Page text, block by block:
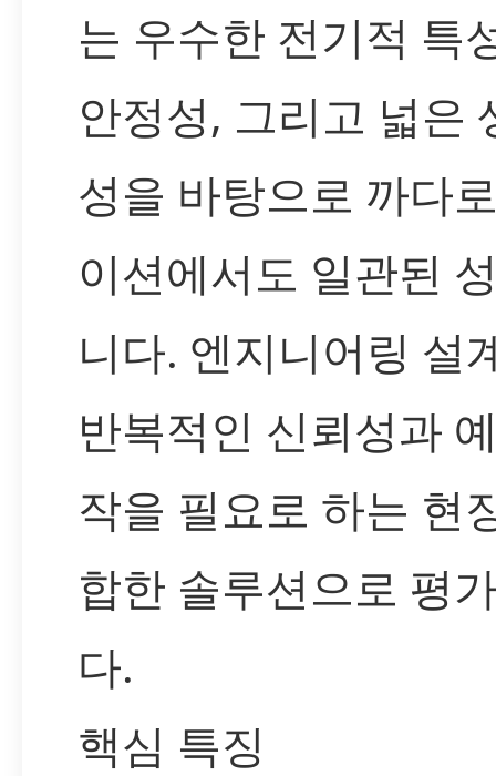
는 우수한 전기적 특
안정성, 그리고 넓은
성을 바탕으로 까다
이션에서도 일관된
니다. 엔지니어링 설
반복적인 신뢰성과
작을 필요로 하는 현
합한 솔루션으로 평
다.
핵심 특징